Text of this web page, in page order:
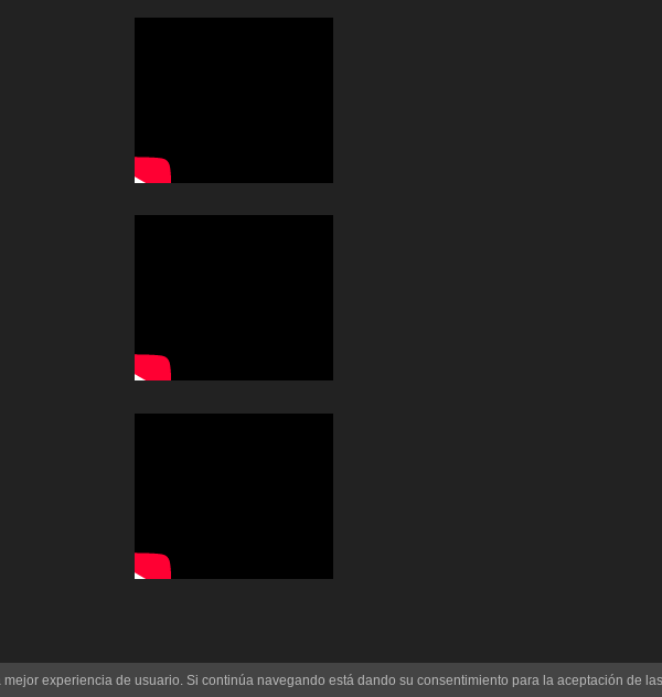
experiencia de usuario. Si continúa navegando está dando su consentimiento para la aceptación de